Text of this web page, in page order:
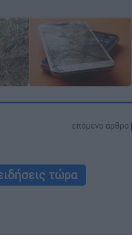
επόμενο άρθρο
τώρα